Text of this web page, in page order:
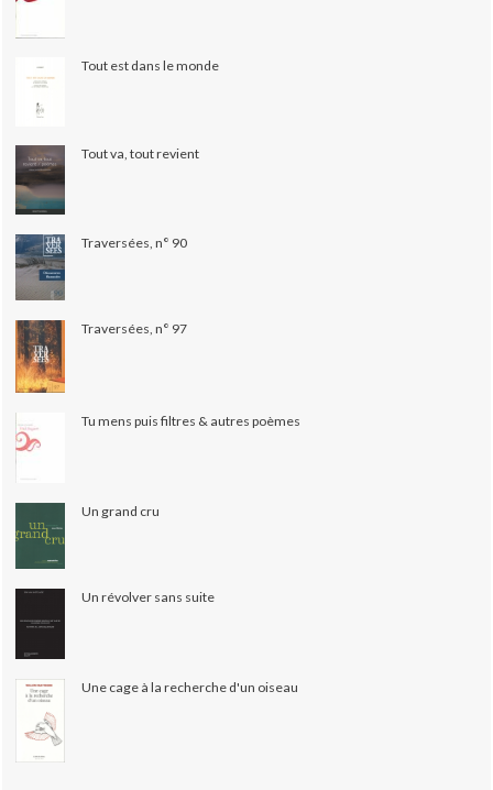
Tout est dans le monde
Tout va, tout revient
Traversées, n° 90
Traversées, n° 97
Tu mens puis filtres & autres poèmes
Un grand cru
Un révolver sans suite
Une cage à la recherche d'un oiseau